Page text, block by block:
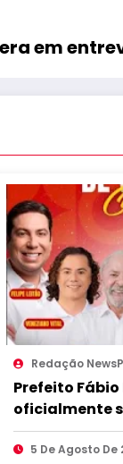
em
Redação
Prefeito
oficialmente
para as
baseada em
5 De Agosto De